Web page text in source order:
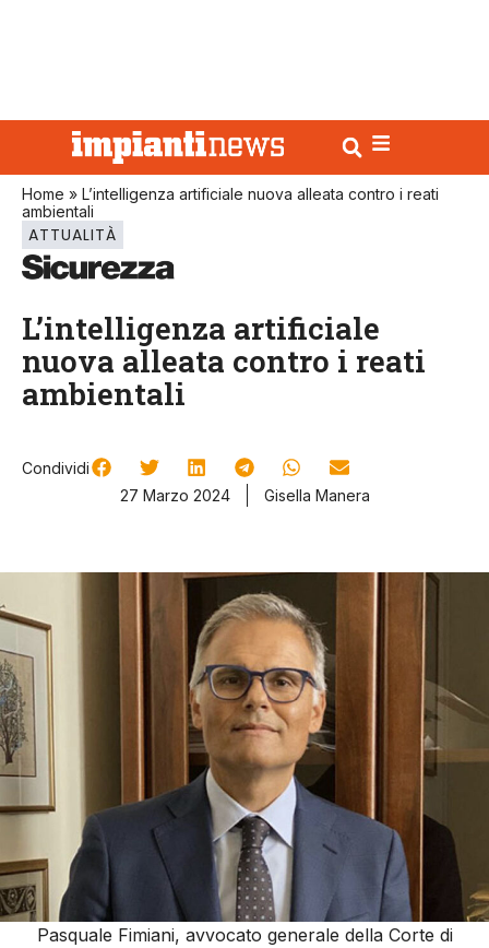
Home » L’intelligenza artificiale nuova alleata contro i reati
ambientali
ATTUALITÀ
L’intelligenza artificiale
nuova alleata contro i reati
ambientali
Condividi
27 Marzo 2024
Gisella Manera
Pasquale Fimiani, avvocato generale della Corte di